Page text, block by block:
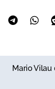
Mario Vilau